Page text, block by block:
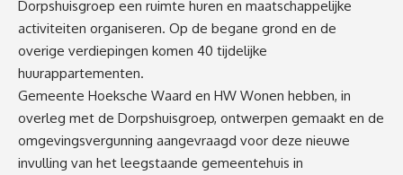
Dorpshuisgroep een ruimte huren en maatschappelijke
activiteiten organiseren. Op de begane grond en de
overige verdiepingen komen 40 tijdelijke
huurappartementen.
Gemeente Hoeksche Waard en HW Wonen hebben, in
overleg met de Dorpshuisgroep, ontwerpen gemaakt en de
omgevingsvergunning aangevraagd voor deze nieuwe
invulling van het leegstaande gemeentehuis in